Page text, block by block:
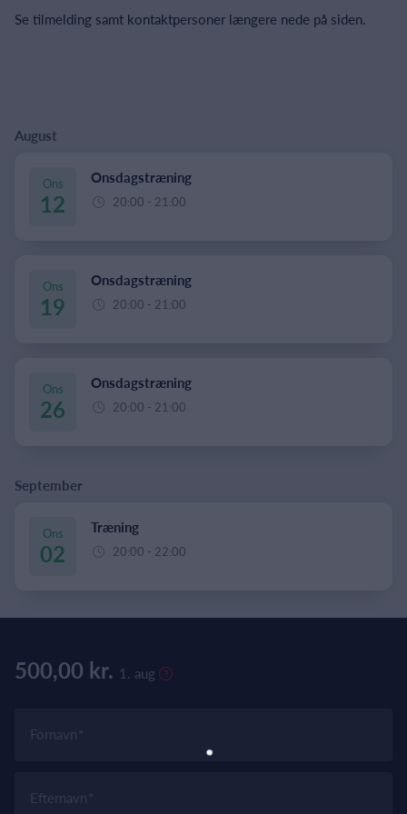
Se tilmelding samt kontaktpersoner længere nede på siden.
August
Ons
12
Onsdagstræning
20:00 - 21:00
Ons
19
Onsdagstræning
20:00 - 21:00
Ons
26
Onsdagstræning
20:00 - 21:00
September
Ons
02
Træning
20:00 - 22:00
500,00 kr. 1. aug
Fornavn
Efternavn